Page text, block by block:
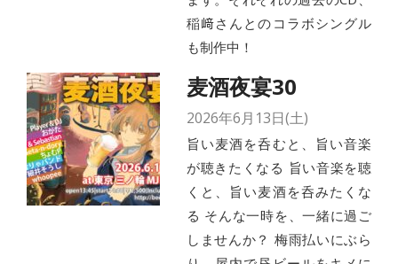
稲﨑さんとのコラボシングル
も制作中！
麦酒夜宴30
2026年6月13日(土)
旨い麦酒を呑むと、旨い音楽
が聴きたくなる 旨い音楽を聴
くと、旨い麦酒を呑みたくな
る そんな一時を、一緒に過ご
しませんか？ 梅雨払いにぶら